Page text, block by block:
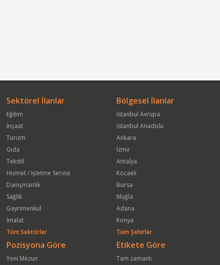
Sektörel İlanlar
Eğitim
İnşaat
Turizm
Gıda
Tekstil
Hizmet / İşletme Servisi
Danışmanlık
Sağlık
Gayrimenkul
İmalat
Tüm Sektörler
Bölgesel İlanlar
İstanbul Avrupa
İstanbul Anadolu
Ankara
İzmir
Antalya
Kocaeli
Bursa
Muğla
Adana
Konya
Tüm Şehirler
Pozisyona Göre
Yeni Mezun
Etikete Göre
Tam zamanlı